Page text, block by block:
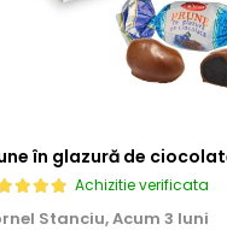
în glazură de
Achizitie verificata
Stanciu,Acum 3 luni